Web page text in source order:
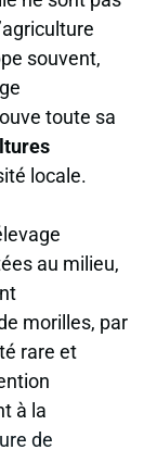
souvent,
toute sa
locale.
au milieu,
morilles, par
rare et
à la
de